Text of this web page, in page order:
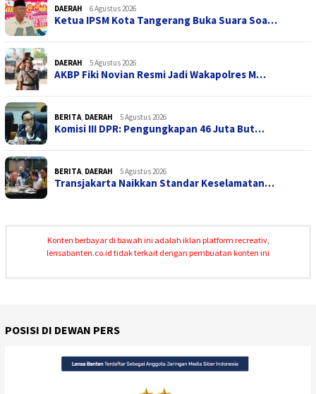
DAERAH 6 Agustus 2026
Ketua IPSM Kota Tangerang Buka Suara Soa…
DAERAH 5 Agustus 2026
AKBP Fiki Novian Resmi Jadi Wakapolres M…
BERITA, DAERAH 5 Agustus 2026
Komisi III DPR: Pengungkapan 46 Juta But…
BERITA, DAERAH 5 Agustus 2026
Transjakarta Naikkan Standar Keselamatan…
Konten berbayar di bawah ini adalah iklan platform recreativ,
lensabanten.co.id tidak terkait dengan pembuatan konten ini
POSISI DI DEWAN PERS